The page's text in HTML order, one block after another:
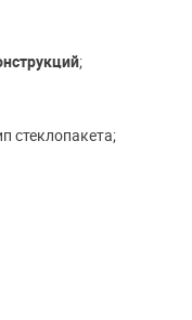
;
стеклопакета;